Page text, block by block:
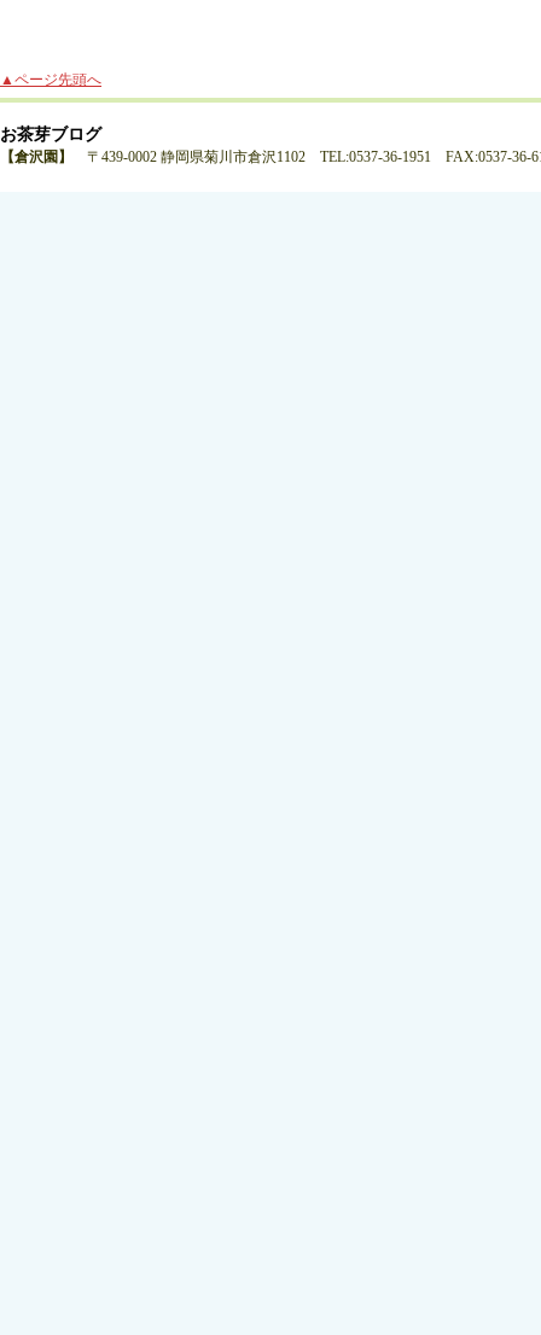
▲ページ先頭へ
お茶芽ブログ
【倉沢園】 〒439-0002 静岡県菊川市倉沢1102 TEL:0537-36-1951 FAX:0537-36-